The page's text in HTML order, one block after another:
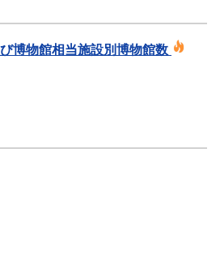
博物館相当施設別博物館数